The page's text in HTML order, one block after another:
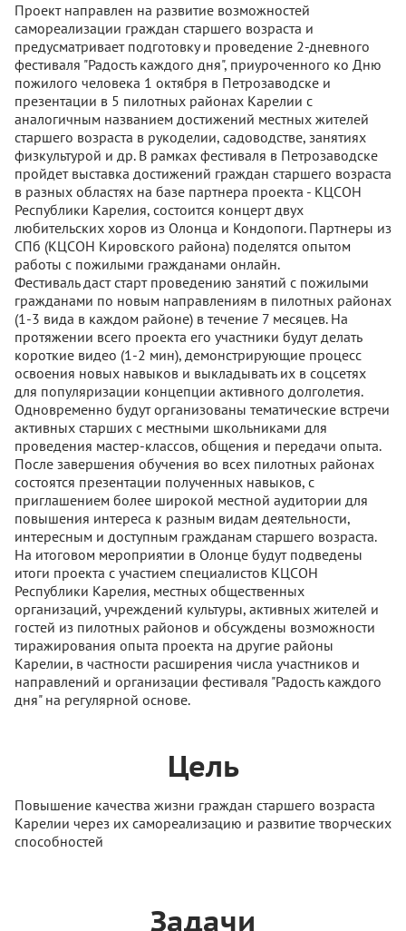
Проект направлен на развитие возможностей
самореализации граждан старшего возраста и
предусматривает подготовку и проведение 2-дневного
фестиваля "Радость каждого дня", приуроченного ко Дню
пожилого человека 1 октября в Петрозаводске и
презентации в 5 пилотных районах Карелии с
аналогичным названием достижений местных жителей
старшего возраста в рукоделии, садоводстве, занятиях
физкультурой и др. В рамках фестиваля в Петрозаводске
пройдет выставка достижений граждан старшего возраста
в разных областях на базе партнера проекта - КЦСОН
Республики Карелия, состоится концерт двух
любительских хоров из Олонца и Кондопоги. Партнеры из
СПб (КЦСОН Кировского района) поделятся опытом
работы с пожилыми гражданами онлайн.
Фестиваль даст старт проведению занятий с пожилыми
гражданами по новым направлениям в пилотных районах
(1-3 вида в каждом районе) в течение 7 месяцев. На
протяжении всего проекта его участники будут делать
короткие видео (1-2 мин), демонстрирующие процесс
освоения новых навыков и выкладывать их в соцсетях
для популяризации концепции активного долголетия.
Одновременно будут организованы тематические встречи
активных старших с местными школьниками для
проведения мастер-классов, общения и передачи опыта.
После завершения обучения во всех пилотных районах
состоятся презентации полученных навыков, с
приглашением более широкой местной аудитории для
повышения интереса к разным видам деятельности,
интересным и доступным гражданам старшего возраста.
На итоговом мероприятии в Олонце будут подведены
итоги проекта с участием специалистов КЦСОН
Республики Карелия, местных общественных
организаций, учреждений культуры, активных жителей и
гостей из пилотных районов и обсуждены возможности
тиражирования опыта проекта на другие районы
Карелии, в частности расширения числа участников и
направлений и организации фестиваля "Радость каждого
дня" на регулярной основе.
Цель
Повышение качества жизни граждан старшего возраста
Карелии через их самореализацию и развитие творческих
способностей
Задачи